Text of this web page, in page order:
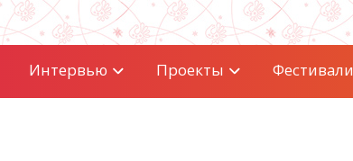
Интервью Проекты Фестивали